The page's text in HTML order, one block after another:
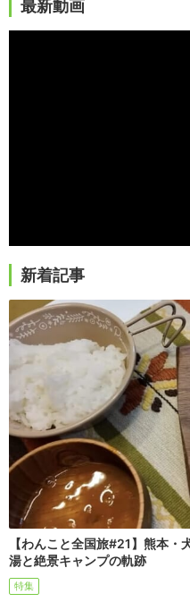
最新動画
新着記事
【わんこと全国旅#21】熊本
湯と絶景キャンプの軌跡
特集